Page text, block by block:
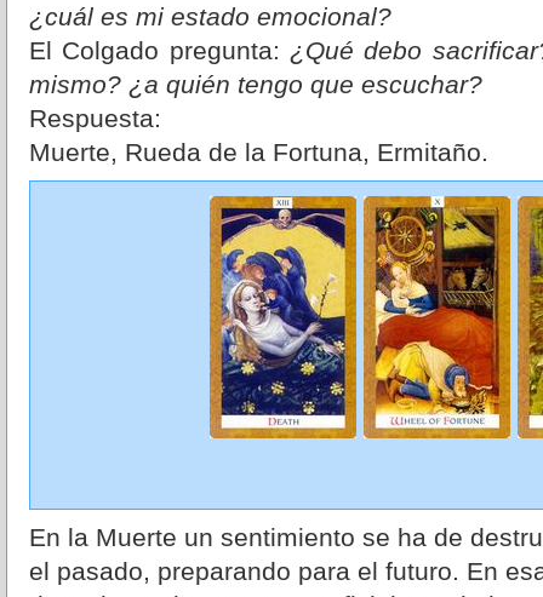
¿cuál es mi estado emocional?
El Colgado pregunta: ¿Qué debo
mismo? ¿a quién tengo que escuchar?
Respuesta:
Muerte, Rueda de la Fortuna, Ermitaño.
En la Muerte un sentimiento se ha de
el pasado, preparando para el futuro. En